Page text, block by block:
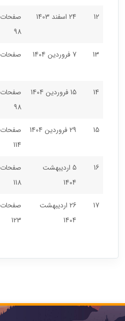
12 24 اسفند 1403
98
13 7 فروردین 1404 صفحات 1 تا 65
14 15 فروردین 1404
98
15 29 فروردین 1404
114
16
5 اردیبهشت
1404
118
17
26 اردیبهشت
1404
123